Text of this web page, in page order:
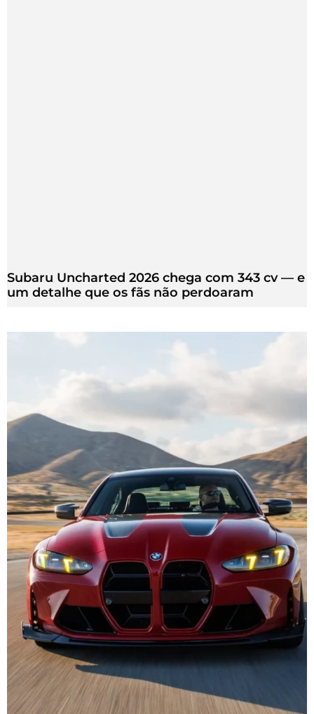
Subaru Uncharted 2026 chega com 343 cv — e
um detalhe que os fãs não perdoaram